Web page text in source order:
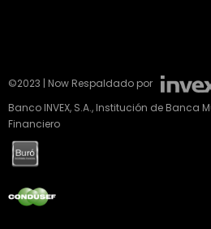
©2023 | Now Respaldado por
Banco INVEX, S.A., Institución de Banca
Financiero